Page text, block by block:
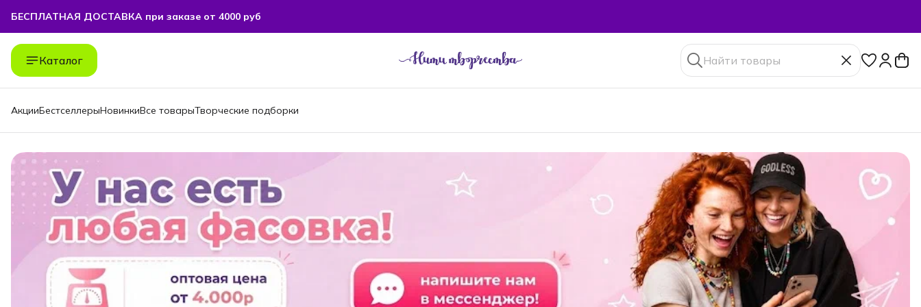
БЕСПЛАТНАЯ ДОСТАВКА при заказе от 4000 руб
БЕСПЛАТНАЯ ДОСТАВКА при заказе от 4000 руб
Каталог
АкцииБестселлерыНовинкиВсе товарыТворческие подборки